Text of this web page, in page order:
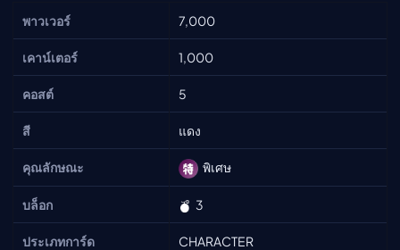
พาวเวอร์ 7,000
เคาน์เตอร์ 1,000
คอสต์ 5
สี แดง
คุณลักษณะ พิเศษ
บล็อก 3
ประเภทการ์ด CHARACTER